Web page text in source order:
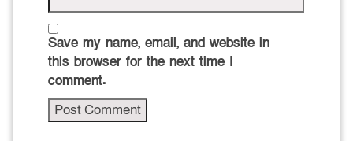
Save my name, email, and website in
this browser for the next time I
comment.